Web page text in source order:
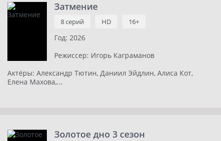
Затмение
8 серий HD 16+
Год: 2026
Режиссер: Игорь Каграманов
Актёры: Александр Тютин, Даниил Эйдлин, Алиса Кот,
Елена Махова,...
Золотое дно 3 сезон